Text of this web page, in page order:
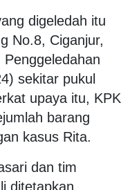
digeledah itu
No.8, Ciganjur,
sekitar pukul
upaya itu, KPK
barang
kasus Rita.
dan tim
ditetapkan